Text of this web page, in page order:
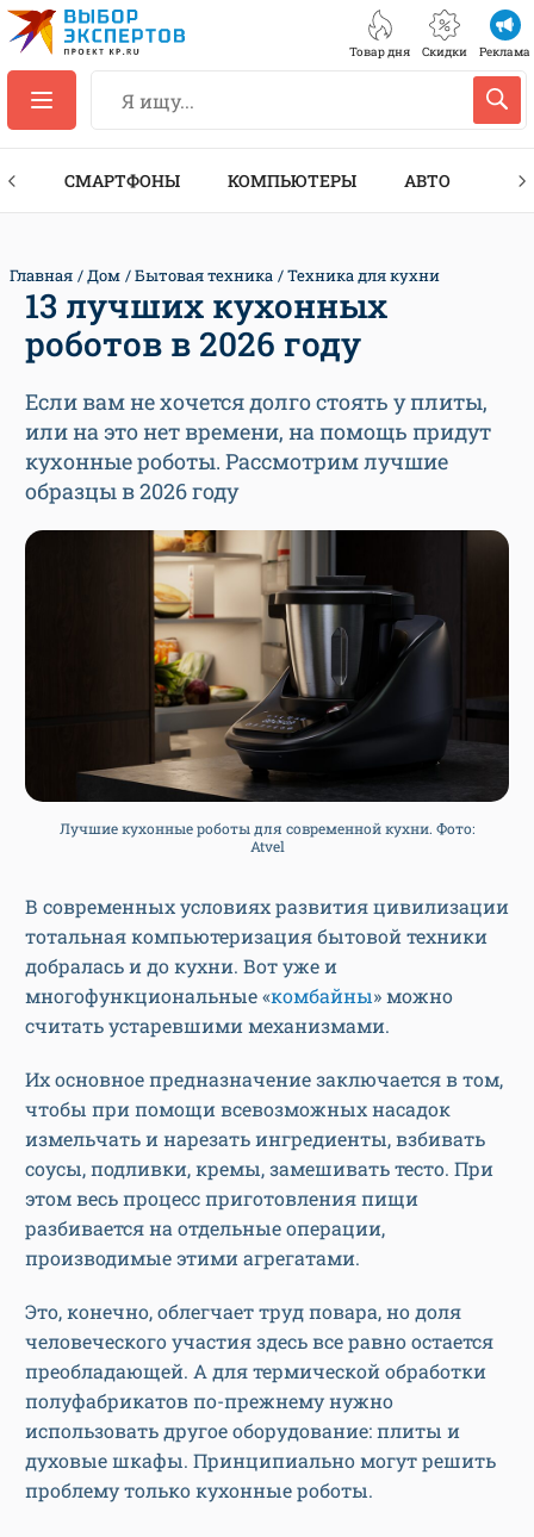
Товар дня Скидки Реклама
СМАРТФОНЫ КОМПЬЮТЕРЫ АВТО
Главная Дом Бытовая техника Техника для кухни
13 лучших кухонных
роботов в 2026 году
Если вам не хочется долго стоять у плиты,
или на это нет времени, на помощь придут
кухонные роботы. Рассмотрим лучшие
образцы в 2026 году
Лучшие кухонные роботы для современной кухни. Фото:
Atvel
В современных условиях развития цивилизации
тотальная компьютеризация бытовой техники
добралась и до кухни. Вот уже и
многофункциональные «комбайны» можно
считать устаревшими механизмами.
Их основное предназначение заключается в том,
чтобы при помощи всевозможных насадок
измельчать и нарезать ингредиенты, взбивать
соусы, подливки, кремы, замешивать тесто. При
этом весь процесс приготовления пищи
разбивается на отдельные операции,
производимые этими агрегатами.
Это, конечно, облегчает труд повара, но доля
человеческого участия здесь все равно остается
преобладающей. А для термической обработки
полуфабрикатов по-прежнему нужно
использовать другое оборудование: плиты и
духовые шкафы. Принципиально могут решить
проблему только кухонные роботы.